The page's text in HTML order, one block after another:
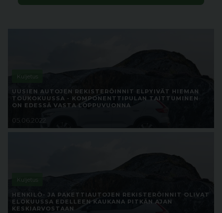
Kuljetus
UUSIEN AUTOJEN REKISTERÖINNIT ELPYIVÄT HIEMAN
TOUKOKUUSSA - KOMPONENTTIPULAN TAITTUMINEN
ON EDESSÄ VASTA LOPPUVUONNA
05.06.2022
Kuljetus
HENKILÖ- JA PAKETTIAUTOJEN REKISTERÖINNIT OLIVAT
ELOKUUSSA EDELLEEN KAUKANA PITKÄN AJAN
KESKIARVOSTAAN